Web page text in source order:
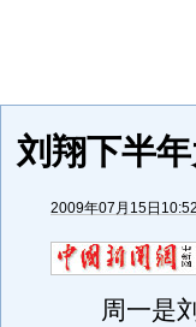
刘翔下半
2009年07月15日10:52
周一是刘